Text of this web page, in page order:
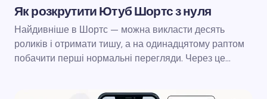
Як розкрутити Ютуб Шортс з нуля
Найдивніше в Шортс — можна викласти десять
роликів і отримати тишу, а на одинадцятому раптом
побачити перші нормальні перегляди. Через це…